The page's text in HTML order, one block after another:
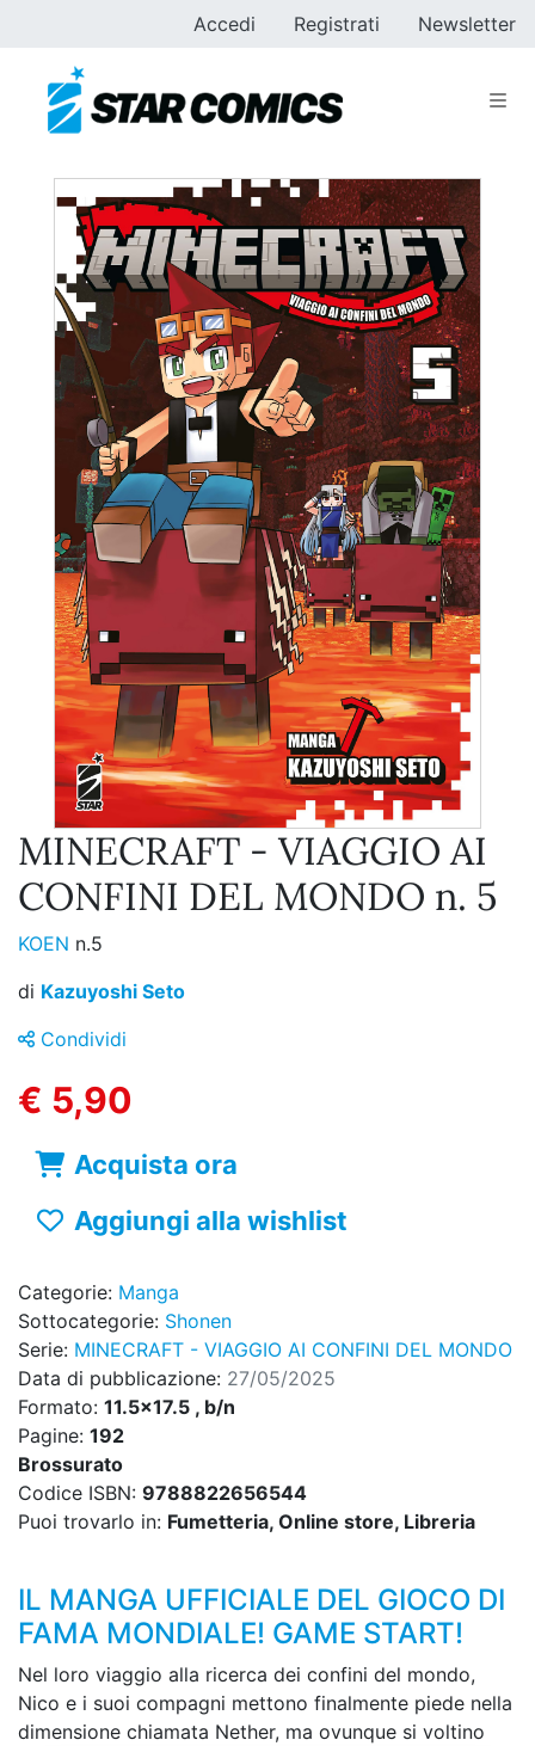
Accedi Registrati Newsletter
MINECRAFT - VIAGGIO AI
CONFINI DEL MONDO n. 5
KOEN n.5
di Kazuyoshi Seto
Condividi
€ 5,90
Acquista ora
Aggiungi alla wishlist
Categorie: Manga
Sottocategorie: Shonen
Serie: MINECRAFT - VIAGGIO AI CONFINI DEL MONDO
Data di pubblicazione: 27/05/2025
Formato: 11.5x17.5 , b/n
Pagine: 192
Brossurato
Codice ISBN: 9788822656544
Puoi trovarlo in: Fumetteria, Online store, Libreria
IL MANGA UFFICIALE DEL GIOCO DI
FAMA MONDIALE! GAME START!
Nel loro viaggio alla ricerca dei confini del mondo,
Nico e i suoi compagni mettono finalmente piede nella
dimensione chiamata Nether, ma ovunque si voltino